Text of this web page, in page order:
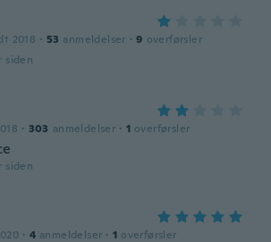
2018 · 53 anmeldelser · 9 overførsler
siden
· 303 anmeldelser · 1 overførsler
siden
· 4 anmeldelser · 1 overførsler